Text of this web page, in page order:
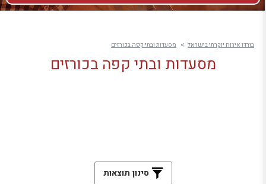
בורדו אירוח יוקרתי בישראל מסעדות ובתי קפה בכורזים
מסעדות ובתי קפה בכורזים
סינון תוצאות